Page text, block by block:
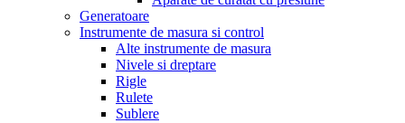
Generatoare
Instrumente de masura si control
Alte instrumente de masura
Nivele si dreptare
Rigle
Rulete
Sublere